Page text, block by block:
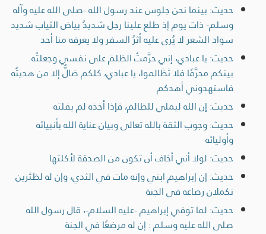
حديث: بينما نحن جلوس عند رسول الله -صلى الله عليه وآله
وسلم- ذات يوم إذ طلع علينا رجل شديدُ بياض الثياب شديد
سواد الشعر لا يُرى عليه أثرُ السفر ولا يعرفه منا أحد
حديث: يا عبادي، إني حرَّمتُ الظلمَ على نفسي وجعلتُه
بينكم محرَّمًا فلا تَظَالموا، يا عبادي، كلكم ضالٌّ إلا من هديتُه
فاستهدوني أهدكم
حديث: إن الله ليملي للظالم، فإذا أخذه لم يفلته
حديث: وجوب الثقة بالله تعالى وبيان عناية الله بأنبيائه
وأوليائه
حديث: لولا أني أخاف أن تكون من الصدقة لأكلتها
حديث: إن إبراهيم ابني وإنه مات في الثدي، وإن له لظئرين
تكملان رضاعه في الجنة
حديث: لما توفي إبراهيم -عليه السلام-، قال رسول الله
صلى الله عليه وسلم : إن له مرضعًا في الجنة